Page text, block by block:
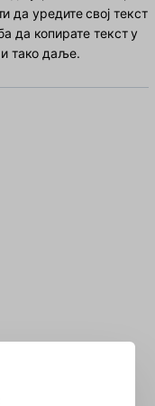
да уредите свој текст
да копирате текст у
тако даље.
у поље: